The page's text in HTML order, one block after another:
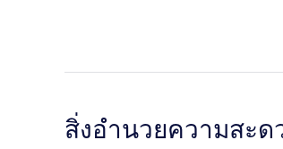
สิ่งอำนวยความสะด